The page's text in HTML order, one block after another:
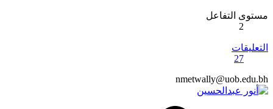
مستوى التفاعل
2
التعليقات
27
nmetwally@uob.edu.bh